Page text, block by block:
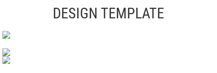
DESIGN TEMPLATE